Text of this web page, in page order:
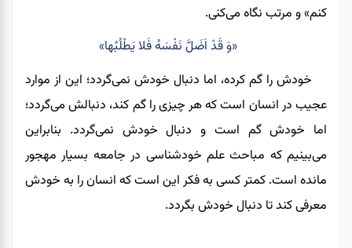
کنم»و مرتب نگاه می‌کنی.
«وَ قَدْ اَضَلَّ نَفْسَهُ فَلا يَطْلُبُها»
خودش را گم کرده، اما دنبال خودش نمی‌گردد؛ این از موارد
عجیب در انسان است که هر چیزی را گم کند، دنبالش می‌گردد؛
اما خودش گم است و دنبال خودش نمی‌گردد. بنابراین
می‌بینیم که مباحث علم خودشناسی در جامعه بسیار مهجور
مانده است. کمتر کسی به فکر این است که انسان را به خودش
معرفی کندتا دنبال خودش بگردد.